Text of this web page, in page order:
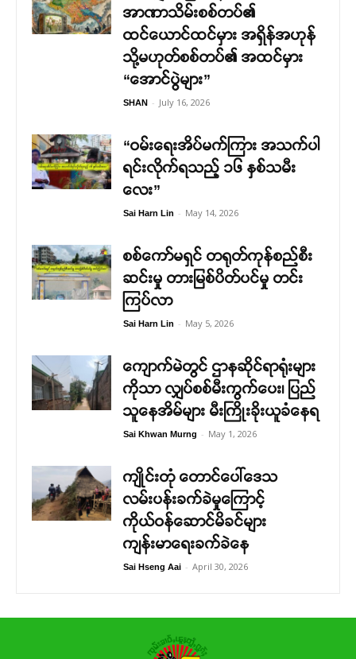
အာဏာသိမ်းစစ်တပ်၏
ထင်ယောင်ထင်မှား အရှိန်အဟုန်
သို့မဟုတ်စစ်တပ်၏ အထင်မှား
“အောင်ပွဲများ”
SHAN - July 16, 2026
“ဝမ်းရေးအိပ်မက်ကြား အသက်ပါ
ရင်းလိုက်ရသည့် ၁၆ နှစ်သမီး
လေး”
Sai Harn Lin - May 14, 2026
စစ်ကော်မရှင် တရုတ်ကုန်စည်စီး
ဆင်းမှု တားမြစ်ပိတ်ပင်မှု တင်း
ကြပ်လာ
Sai Harn Lin - May 5, 2026
ကျောက်မဲတွင် ဌာနဆိုင်ရာရုံးများ
ကိုသာ လျှပ်စစ်မီးကွက်ပေး၊ ပြည်
သူနေအိမ်များ မီးကြိုးခိုးယူခံနေရ
Sai Khwan Murng - May 1, 2026
ကျိုင်းတုံ တောင်ပေါ်ဒေသ
လမ်းပန်းခက်ခဲမှုကြောင့်
ကိုယ်ဝန်ဆောင်မိခင်များ
ကျန်းမာရေးခက်ခဲနေ
Sai Hseng Aai - April 30, 2026